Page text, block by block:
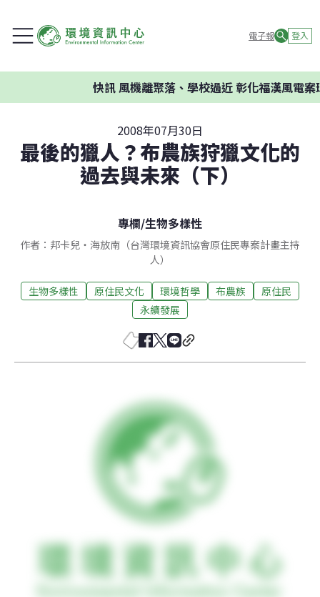
電子報 登入
快訊風機離聚落、學校過近 彰化福漢風電案環
2008年07月30日
最後的獵人？布農族狩獵文化的
過去與未來（下）
專欄/生物多樣性
作者：邦卡兒‧海放南（台灣環境資訊協會原住民專案計畫主持
人）
生物多樣性 原住民文化 環境哲學 布農族
原住民
永續發展